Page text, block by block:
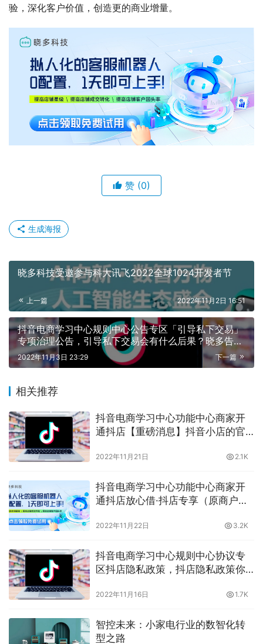
验，深化客户价值，创造更的商业增量。
赞 (0)
生成海报
晓多科技受邀参与科大讯飞2022全球1024开发者节
上一篇 2022年11月2日 16:51
抖音电商学习中心规则中心公告专区「引导私下交易」
专项治理公告，引导私下交易会有什么后果？晓多告诉
你
下一篇
2022年11月3日 23:29
相关推荐
抖音电商学习中心功能中心商家开
通抖店【重磅消息】抖音小店的官
号？晓多带你了解
2022年11月21日 2.1K
抖音电商学习中心功能中心商家开
通抖店放心借·抖店专享（原商户
专享福利你都了解过吗？晓多告诉
2022年11月22日 3.2K
抖音电商学习中心规则中心协议专
区抖店隐私政策，抖店隐私政策你
2022年11月16日 1.7K
智控未来：小家电行业的数智化转
型之路